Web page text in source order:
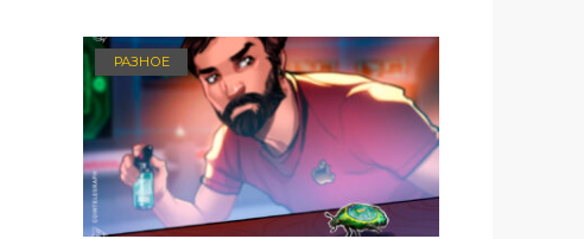
РАЗНОЕ